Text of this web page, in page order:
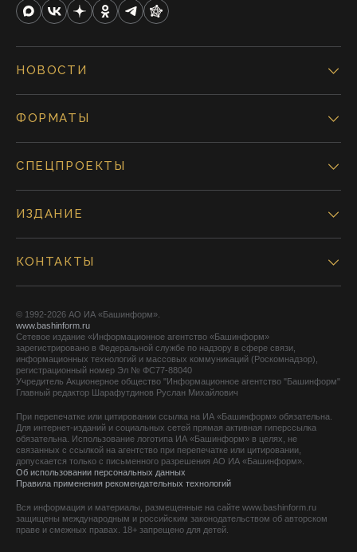
НОВОСТИ
ФОРМАТЫ
СПЕЦПРОЕКТЫ
ИЗДАНИЕ
КОНТАКТЫ
© 1992-2026 АО ИА «Башинформ».
www.bashinform.ru
Сетевое издание «Информационное агентство «Башинформ»
зарегистрировано в Федеральной службе по надзору в сфере связи,
информационных технологий и массовых коммуникаций (Роскомнадзор),
регистрационный номер Эл № ФС77-88040
Учредитель Акционерное общество "Информационное агентство "Башинформ"
Главный редактор Шарафутдинов Руслан Михайлович
При перепечатке или цитировании ссылка на ИА «Башинформ» обязательна.
Для интернет-изданий и социальных сетей прямая активная гиперссылка
обязательна. Использование логотипа ИА «Башинформ» в целях, не
связанных с ссылкой на агентство при перепечатке или цитировании,
допускается только с письменного разрешения АО ИА «Башинформ».
Об использовании персональных данных
Правила применения рекомендательных технологий
Вся информация и материалы, размещенные на сайте www.bashinform.ru
защищены международным и российским законодательством об авторском
праве и смежных правах. 18+ запрещено для детей.